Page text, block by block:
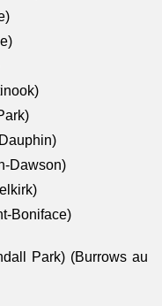
Dawson)
Boniface)
Park) (Burrows au